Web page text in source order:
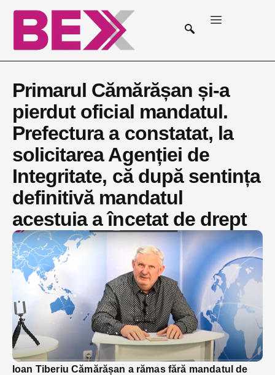
Primarul Cămărășan și-a
pierdut oficial mandatul.
Prefectura a constatat, la
solicitarea Agenției de
Integritate, că după sentința
definitivă mandatul
acestuia a încetat de drept
Ioan Tiberiu Cămărășan a rămas fără mandatul de